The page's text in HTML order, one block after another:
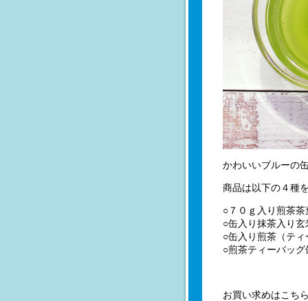
かわいいブルーの
商品は以下の４種
○７０ｇ入り煎茶茶
○缶入り抹茶入り
○缶入り煎茶（テ
○煎茶ティーバッ
お買い求めはこち